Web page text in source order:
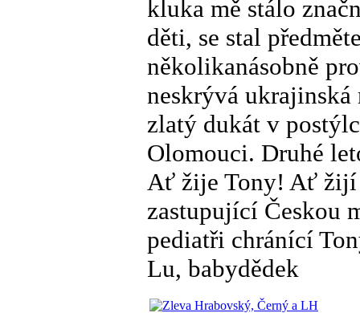
kluka mě stálo
děti, se stal
několikanásobně
neskrývá ukrajinská
zlatý dukát v
Olomouci. Druhé
Ať žije Tony! Ať žijí
zastupující Českou
pediatři chránící
Lu, babydědek